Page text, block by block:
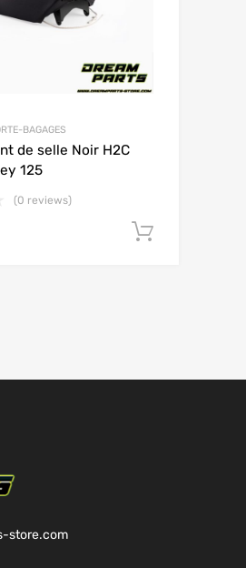
BAGAGES
de selle Noir H2C
125
(0 reviews)
store.com